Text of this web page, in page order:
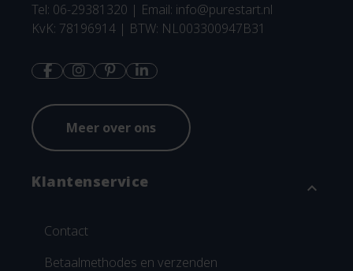
Tel: 06-29381320 | Email: info@purestart.nl
KvK: 78196914 | BTW: NL003300947B31
Meer over ons
Klantenservice expand_more
Contact
Betaalmethodes en verzenden